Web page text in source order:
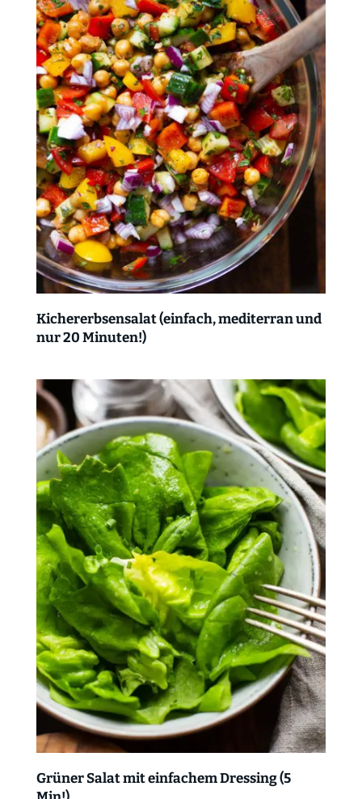
Kichererbsensalat (einfach, mediterran und
nur 20 Minuten!)
Grüner Salat mit einfachem Dressing (5